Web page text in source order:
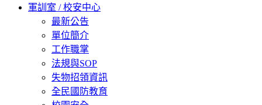
軍訓室 / 校安中心
最新公告
單位簡介
工作職掌
法規與SOP
失物招領資訊
全民國防教育